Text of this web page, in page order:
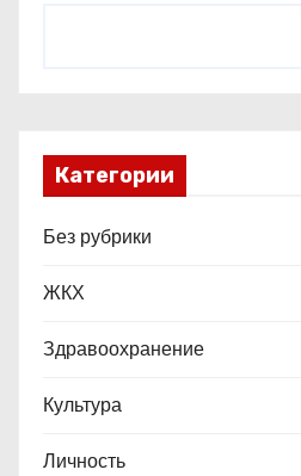
Категории
Без рубрики
ЖКХ
Здравоохранение
Культура
Личность